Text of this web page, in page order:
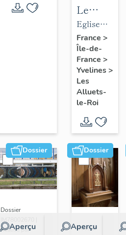
Le
mobilier
de
l'église
Saint-
Nicolas
Eglise
paroissiale
Saint-
Nicolas
France >
Île-de-
France >
Yvelines>
Les
Alluets-
le-Roi
Dossier
Aperçu
Dossier
IM78002670 |
Réalisé par
Dossier
Aperçu
Dossier